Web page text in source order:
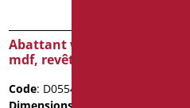
Abattant wc ouvert,bois
mdf, revêtue polyester
Code: D0554/01